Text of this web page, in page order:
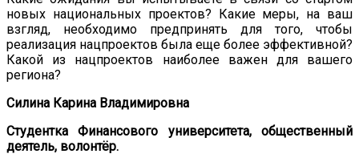
новых национальных проектов? Какие меры, на ваш
взгляд, необходимо предпринять для того, чтобы
реализация нацпроектов была еще более эффективной?
Какой из нацпроектов наиболее важен для вашего
региона?
Силина Карина Владимировна
Студентка Финансового университета, общественный
деятель, волонтёр.